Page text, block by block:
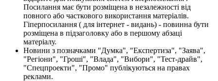
Посилання має бути розміщена в незалежності від
повного або часткового використання матеріалів.
Гіперпосилання ( для інтернет - видань) - повинна бути
розміщена в підзаголовку або в першому абзаці
матеріалу.
Новини з позначками "Думка", "Експертиза", "Заява",
"Регіони", "Гроші", "Влада", "Вибори", "Тест-драйв",
"Спецпроекти", "Промо" публікуються на правах
реклами.